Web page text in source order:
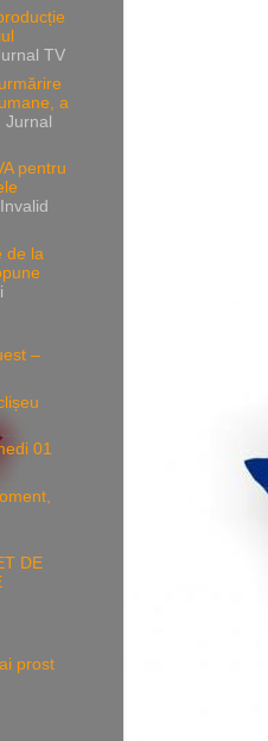
TV
a
Jurnal
pentru
de la
–
01
DE
prost